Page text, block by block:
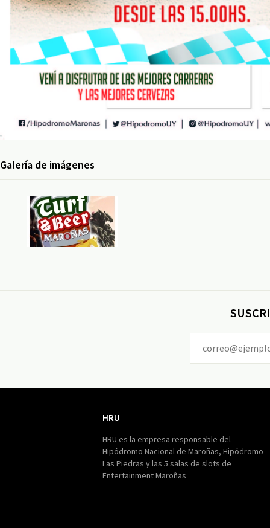
Galería de imágenes
HRU
HRU es la empresa responsable del
Hipódromo Nacional de Maroñas, Hipódromo
Las Piedras y las 5 salas de slots de
Entertainment Maroñas